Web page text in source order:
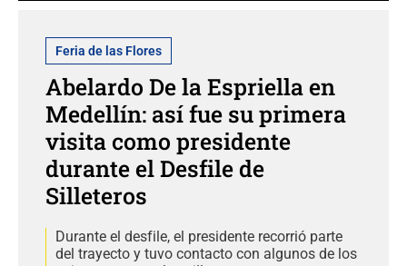
Feria de las Flores
Abelardo De la Espriella en
Medellín: así fue su primera
visita como presidente
durante el Desfile de
Silleteros
Durante el desfile, el presidente recorrió parte
del trayecto y tuvo contacto con algunos de los